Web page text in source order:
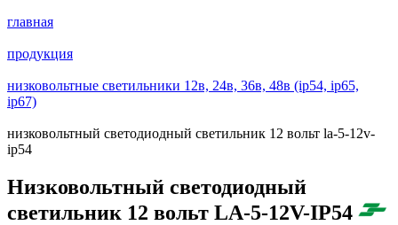
главная
продукция
низковольтные светильники 12в, 24в, 36в, 48в (ip54, ip65,
ip67)
низковольтный светодиодный светильник 12 вольт la-5-12v-
ip54
Низковольтный светодиодный
светильник 12 вольт LA-5-12V-IP54